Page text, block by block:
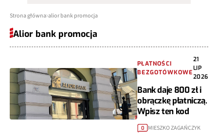
Strona główna alior bank promocja
Alior bank promocja
PŁATNOŚCI
BEZGOTÓWKOWE
21
LIP
2026
Bank daje 800 zł i
obrączkę płatniczą.
Wpisz ten kod
0 MIESZKO ZAGAŃCZYK